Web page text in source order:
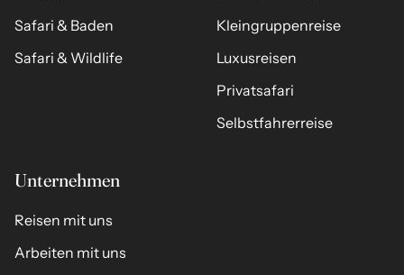
Safari & Baden
Safari & Wildlife
Kleingruppenreise
Luxusreisen
Privatsafari
Selbstfahrerreise
Unternehmen
Reisen mit uns
Arbeiten mit uns